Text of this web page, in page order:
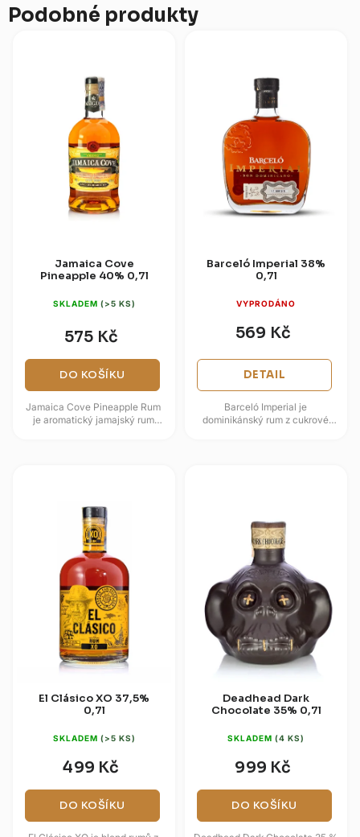
Podobné produkty
Jamaica Cove
Pineapple 40% 0,7l
SKLADEM (>5 KS)
575 Kč
DO KOŠÍKU
Jamaica Cove Pineapple Rum
je aromatický jamajský rum
Barceló Imperial 38%
0,7l
VYPRODÁNO
569 Kč
DETAIL
Barceló Imperial je
dominikánský rum z cukrové
El Clásico XO 37,5%
0,7l
SKLADEM (>5 KS)
499 Kč
DO KOŠÍKU
Deadhead Dark
Chocolate 35% 0,7l
SKLADEM (4 KS)
999 Kč
DO KOŠÍKU